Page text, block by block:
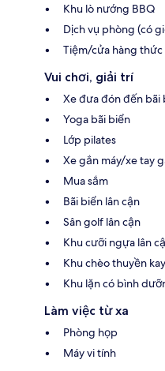
Khu lò nướng BBQ
Dịch vụ phòng (có
Tiệm/cửa hàng thức
Vui chơi, giải trí
Xe đưa đón đến bãi
Yoga bãi biển
Lớp pilates
Xe gắn máy/xe tay
Mua sắm
Bãi biển lân cận
Sân golf lân cận
Khu cưỡi ngựa lân
Khu chèo thuyền
Khu lặn có bình
Làm việc từ xa
Phòng họp
Máy vi tính